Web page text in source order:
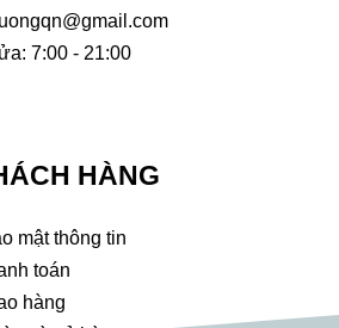
7:00 - 21:00
HÀNG
mật thông tin
toán
hàng